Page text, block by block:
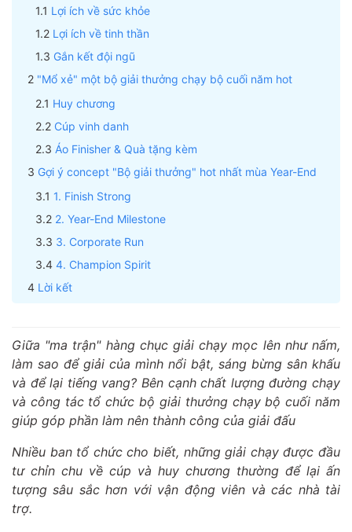
Lợi ích về sức khỏe
Lợi ích về tinh thần
Gắn kết đội ngũ
"Mổ xẻ" một bộ giải thưởng chạy bộ cuối năm hot
Huy chương
Cúp vinh danh
Áo Finisher & Quà tặng kèm
Gợi ý concept "Bộ giải thưởng" hot nhất mùa Year-End
1. Finish Strong
2. Year-End Milestone
3. Corporate Run
4. Champion Spirit
Lời kết
Giữa "ma trận" hàng chục giải chạy mọc lên như nấm,
làm sao để giải của mình nổi bật, sáng bừng sân khấu
và để lại tiếng vang? Bên cạnh chất lượng đường chạy
và công tác tổ chức bộ giải thưởng chạy bộ cuối năm
giúp góp phần làm nên thành công của giải đấu
Nhiều ban tổ chức cho biết, những giải chạy được đầu
tư chỉn chu về cúp và huy chương thường để lại ấn
tượng sâu sắc hơn với vận động viên và các nhà tài
trợ.